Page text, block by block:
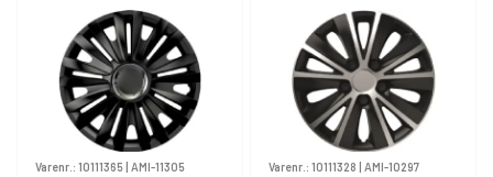
Varenr.: 10111365 AMI-11305 Varenr.: 10111328 AMI-10297